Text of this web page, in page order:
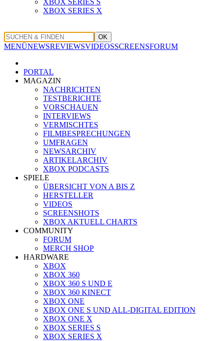
XBOX SERIES S
XBOX SERIES X
OK
MENÜNEWSREVIEWSVIDEOSSCREENSFORUM
PORTAL
MAGAZIN
NACHRICHTEN
TESTBERICHTE
VORSCHAUEN
INTERVIEWS
VERMISCHTES
FILMBESPRECHUNGEN
UMFRAGEN
NEWSARCHIV
ARTIKELARCHIV
XBOX PODCASTS
SPIELE
ÜBERSICHT VON A BIS Z
HERSTELLER
VIDEOS
SCREENSHOTS
XBOX AKTUELL CHARTS
COMMUNITY
FORUM
MERCH SHOP
HARDWARE
XBOX
XBOX 360
XBOX 360 S UND E
XBOX 360 KINECT
XBOX ONE
XBOX ONE S UND ALL-DIGITAL EDITION
XBOX ONE X
XBOX SERIES S
XBOX SERIES X